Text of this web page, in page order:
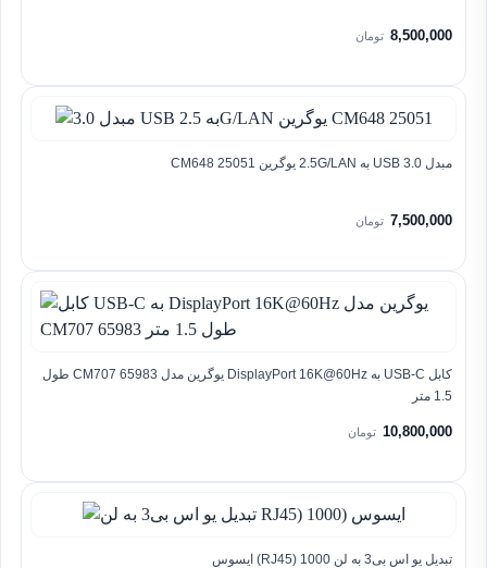
8,500,000 تومان
مبدل 3.0 USB به 2.5G/LAN یوگرین CM648 25051
7,500,000 تومان
کابل USB-C به DisplayPort 16K@60Hz یوگرین مدل CM707 65983 طول
1.5 متر
10,800,000 تومان
تبدیل یو اس بی3 به لن RJ45) 1000) ایسوس